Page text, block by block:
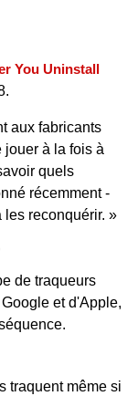
You Uninstall
aux fabricants
jouer à la fois à
quels
récemment -
reconquérir. »
de traqueurs
et d'Apple,
traquent même si